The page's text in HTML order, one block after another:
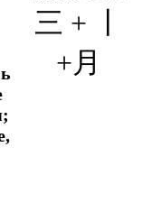
三 + 丨
+月